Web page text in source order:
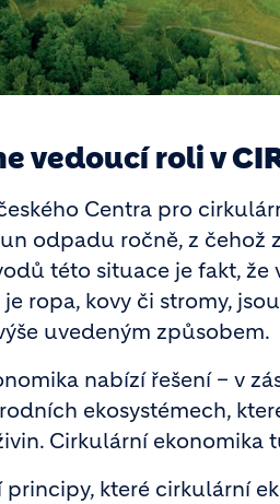
vedoucí roli v
Centra pro
odpadu ročně, z čehož
této situace je fakt,
je ropa, kovy či stromy,
uvedeným způsobem.
nabízí řešení – v
ekosystémech,
Cirkulární ekonomika
principy, které cirkulární